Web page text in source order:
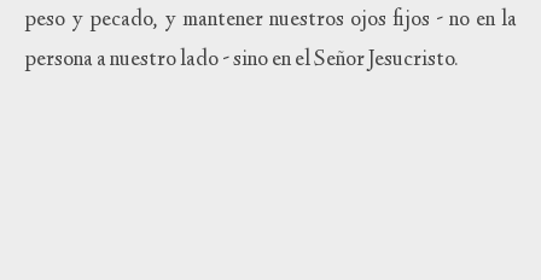
peso y pecado, y mantener nuestros ojos fijos - no en la
persona a nuestro lado - sino en el Señor Jesucristo.